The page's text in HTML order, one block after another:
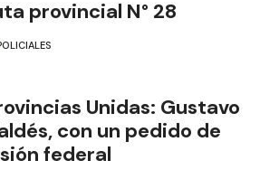
provincial N° 28
Unidas: Gustavo
con un pedido de
federal